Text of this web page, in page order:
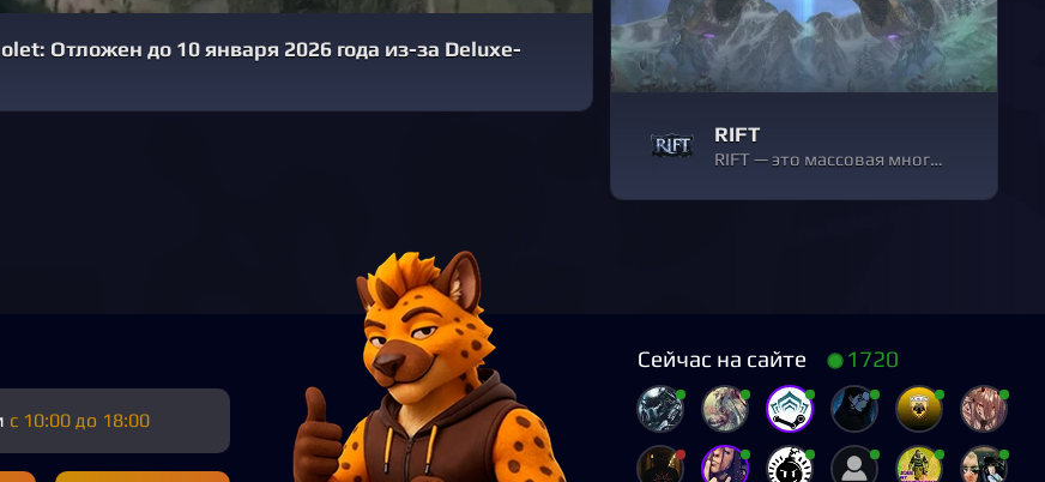
Отложен до 10 января 2026 года из-за Deluxe-
RIFT
RIFT — это массовая многопользовательская онлайн-приключенческая игра (MMORPG), действие которой происходит в динамичной фэнтезийной вселенной Telara.
с 10:00 до 18:00
Сейчас на сайте 1720